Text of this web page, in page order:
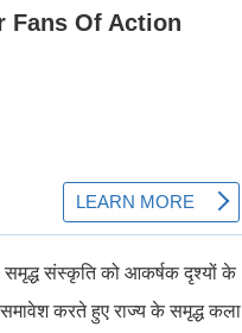
समृद्ध संस्कृति को आकर्षक दृश्यों के
समावेश करते हुए राज्य के समृद्ध कला